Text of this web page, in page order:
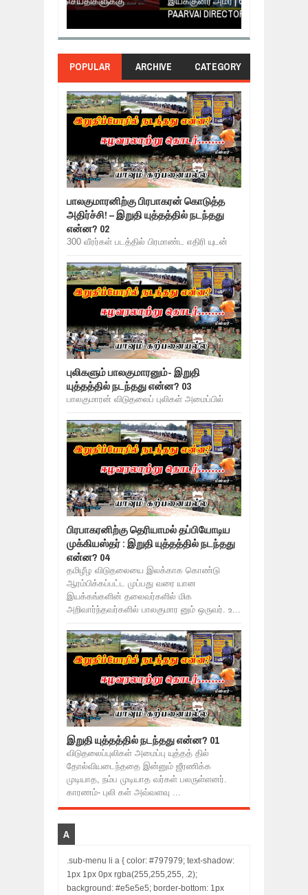
PAARVAI DIRECTOR AMEER
POPULAR ARCHIVE CATEGORY
பாலகுமாரனிற்கு பிரபாகரன் கொடுத்த
அதிர்ச்சி! – இறுதி யுத்தத்தில் நடந்தது
என்ன? 02
300 வீரர்கள் படத்தில் பிரமாண்ட எதிரி யுடன்
புலிகளும் பாலகுமாரனும்- இறுதி
யுத்தத்தில் நடந்தது என்ன? 03
பாலகுமாரன் விடுதலைப் புலிகள் அமைப்பில்
பிரபாகரனிற்கு தெரியாமல் தப்பியோடிய
முக்கியஸ்தர் : இறுதி யுத்தத்தில் நடந்தது
என்ன? 04
தமிழீழ விடுதலையை இலக்காக கொண்டு
ஆரம்பிக்கப்பட்ட முப்பது வரை யான
இயக்கங்களின் தலைவர்களில் மிக
அறிவார்ந்தவர்களில் பாலகுமார னும் ஒருவர். உ...
இறுதி யுத்தத்தில் நடந்தது என்ன? 01
விடுதலைப்புலிகள் அமைப்பு யுத்தத் தில்
தோல்வியடைந்ததை இன்னும் ஜீரணிக்க
முடியாத, நம்ப முடியாத வர்கள் பலருள்ளனர்.
காரணம்- புலி கள் அவ்வளவு ...
A
.sub-menu li a { color: #797979; text-shadow:
1px 1px 0px rgba(255,255,255, .2);
background: #e5e5e5; border-bottom: 1px